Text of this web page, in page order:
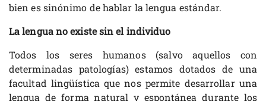
bien es sinónimo de hablar la lengua estándar.
La lengua no existe sin el individuo
Todos los seres humanos (salvo aquellos con
determinadas patologías) estamos dotados de una
facultad lingüística que nos permite desarrollar una
lengua de forma natural y espontánea durante los